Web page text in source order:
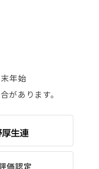
年始
があります。